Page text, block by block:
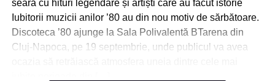
seară cu hituri legendare și artiști care au făcut istorie
Iubitorii muzicii anilor ’80 au din nou motiv de sărbătoare.
Discoteca ’80 ajunge la Sala Polivalentă BTarena din
Cluj-Napoca, pe 19 septembrie, unde publicul va avea